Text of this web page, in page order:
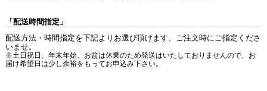
「配送時間指定」
配送方法・時間指定を下記よりお選び頂けます。ご注文時にご指定くださ
いませ。
※土日祝日、年末年始、お盆は休業のため発送はいたしておりませんので、お
届け希望日は少し余裕をもってお申込み下さい。